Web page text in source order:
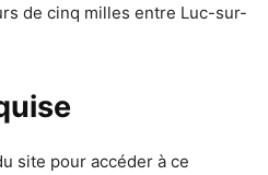
de cinq milles entre Luc-sur-
site pour accéder à ce